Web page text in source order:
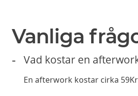
Vanliga
Vad kostar en
En afterwork kostar cirka